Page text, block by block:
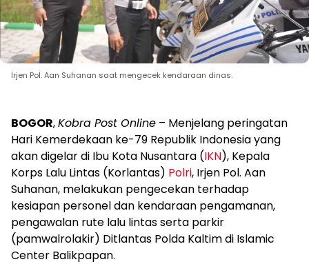
Irjen Pol. Aan Suhanan saat mengecek kendaraan dinas.
BOGOR,Kobra Post Online – Menjelang peringatan
Hari Kemerdekaan ke-79 Republik Indonesia yang
akan digelar di Ibu Kota Nusantara (IKN), Kepala
Korps Lalu Lintas (Korlantas) Polri, Irjen Pol. Aan
Suhanan, melakukan pengecekan terhadap
kesiapan personel dan kendaraan pengamanan,
pengawalan rute lalu lintas serta parkir
(pamwalrolakir) Ditlantas Polda Kaltim di Islamic
Center Balikpapan.